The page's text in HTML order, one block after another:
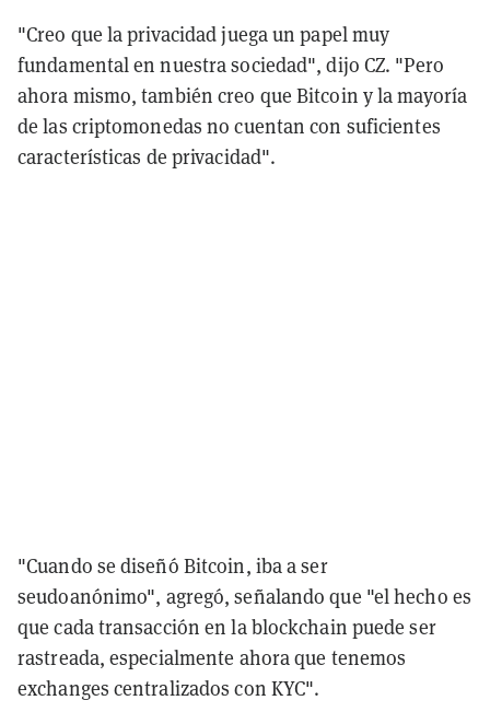
"Creo que la privacidad juega un papel muy
fundamental en nuestra sociedad", dijo CZ. "Pero
ahora mismo, también creo que Bitcoin y la mayoría
de las criptomonedas no cuentan con suficientes
características de privacidad".
"Cuando se diseñó Bitcoin, iba a ser
seudoanónimo", agregó, señalando que "el hecho es
que cada transacción en la blockchain puede ser
rastreada, especialmente ahora que tenemos
exchanges centralizados con KYC".